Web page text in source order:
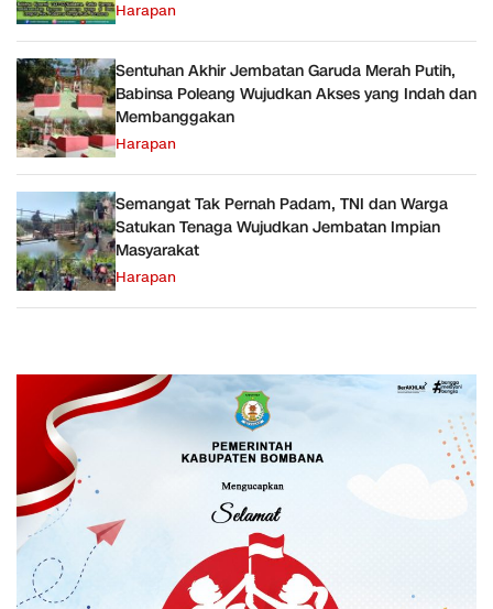
Harapan
Sentuhan Akhir Jembatan Garuda Merah Putih,
Babinsa Poleang Wujudkan Akses yang Indah dan
Membanggakan
Harapan
Semangat Tak Pernah Padam, TNI dan Warga
Satukan Tenaga Wujudkan Jembatan Impian
Masyarakat
Harapan